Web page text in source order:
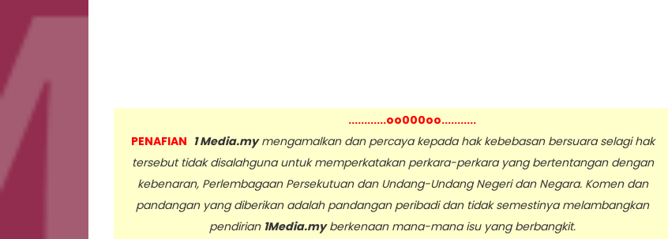
............oo000oo...........
PENAFIAN 1 Media.mymengamalkan dan percaya kepada hak kebebasan bersuara selagi hak
tersebut tidak disalahguna untuk memperkatakan perkara-perkara yang bertentangan dengan
kebenaran, Perlembagaan Persekutuan dan Undang-Undang Negeri dan Negara. Komen dan
pandangan yang diberikan adalah pandangan peribadi dan tidak semestinya melambangkan
pendirian 1Media.myberkenaan mana-mana isu yang berbangkit.